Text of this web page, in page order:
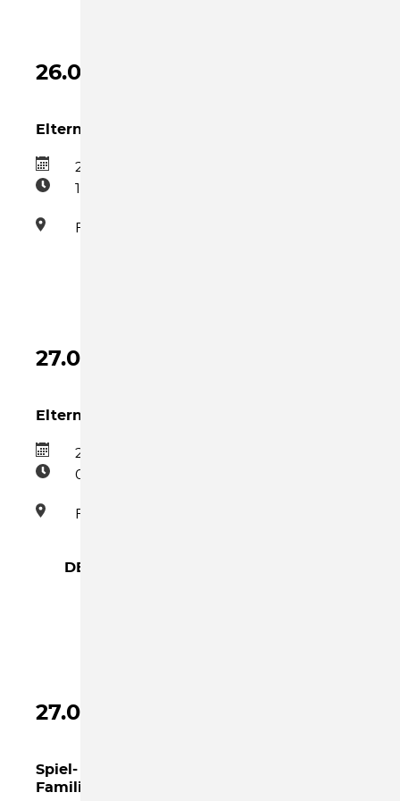
26.08.2026
Eltern-Kind-Gruppe Mittwoch Nachmittag
26.08.2026
15:30–17:00
Familienzentrum
27.08.2026
Elternfrühstück
27.08.2026
09:00–11:00
Familienzentrum
DETAILS →
27.08.2026
Spiel- und Bastelnachmittag im
Familienzentrum